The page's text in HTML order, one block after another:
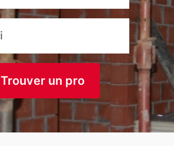
Trouver un pro